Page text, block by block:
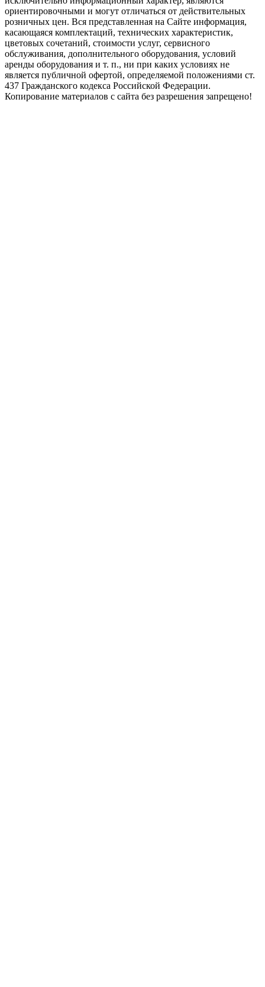
ориентировочными и могут отличаться от действительных
розничных цен. Вся представленная на Сайте информация,
касающаяся комплектаций, технических характеристик,
цветовых сочетаний, стоимости услуг, сервисного
обслуживания, дополнительного оборудования, условий
аренды оборудования и т. п., ни при каких условиях не
является публичной офертой, определяемой положениями ст.
437 Гражданского кодекса Российской Федерации.
Копирование материалов с сайта без разрешения запрещено!